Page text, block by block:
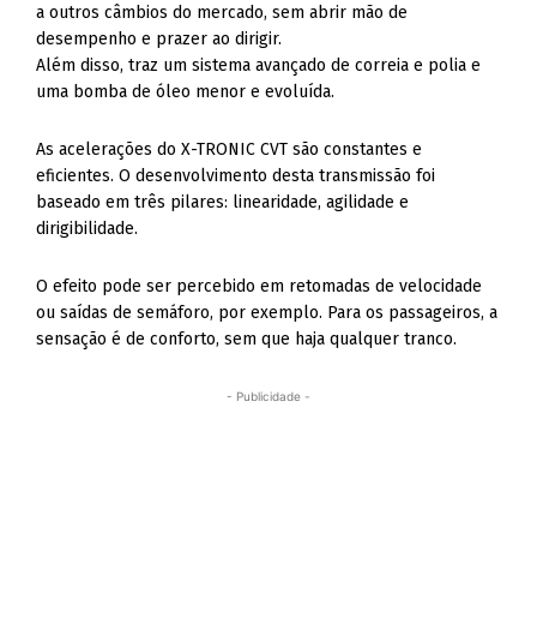
a outros câmbios do mercado, sem abrir mão de
desempenho e prazer ao dirigir.
Além disso, traz um sistema avançado de correia e polia e
uma bomba de óleo menor e evoluída.
As acelerações do X-TRONIC CVT são constantes e
eficientes. O desenvolvimento desta transmissão foi
baseado em três pilares: linearidade, agilidade e
dirigibilidade.
O efeito pode ser percebido em retomadas de velocidade
ou saídas de semáforo, por exemplo. Para os passageiros, a
sensação é de conforto, sem que haja qualquer tranco.
- Publicidade -